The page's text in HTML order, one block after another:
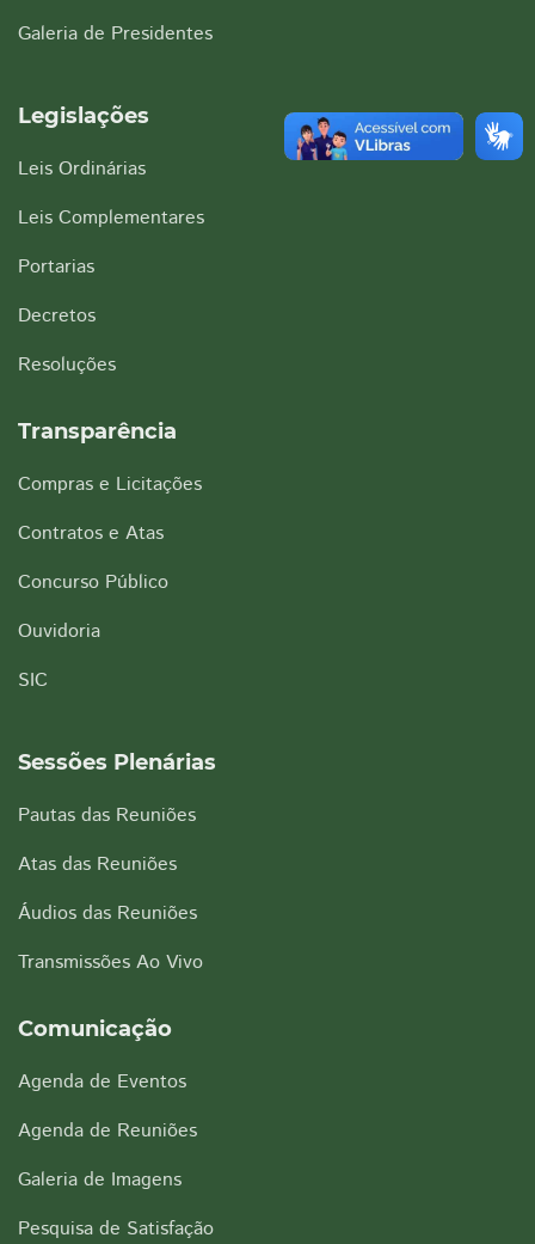
Galeria de Presidentes
Legislações
Leis Ordinárias
Leis Complementares
Portarias
Decretos
Resoluções
Transparência
Compras e Licitações
Contratos e Atas
Concurso Público
Ouvidoria
SIC
Sessões Plenárias
Pautas das Reuniões
Atas das Reuniões
Áudios das Reuniões
Transmissões Ao Vivo
Comunicação
Agenda de Eventos
Agenda de Reuniões
Galeria de Imagens
Pesquisa de Satisfação